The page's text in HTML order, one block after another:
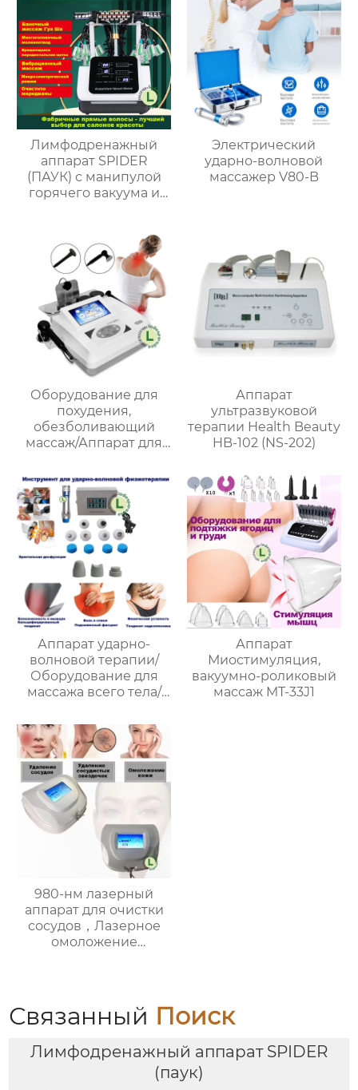
Лимфодренажный
аппарат SPIDER
(ПАУК) с манипулой
горячего вакуума и
всего тела
Электрический
ударно-волновой
массажер V80-B
Оборудование для
похудения,
обезболивающий
массаж/Аппарат для
Indiba Ret Cet 448 кГц
Аппарат
ультразвуковой
терапии Health Beauty
HB-102 (NS-202)
Аппарат ударно-
волновой терапии/
Оборудование для
массажа всего тела/
функции SW18
Аппарат
Миостимуляция,
вакуумно-роликовый
массаж MT-33J1
980-нм лазерный
аппарат для очистки
сосудов，Лазерное
омоложение
расширенные
капилляры.
Связанный Поиск
Лимфодренажный аппарат SPIDER
(паук)